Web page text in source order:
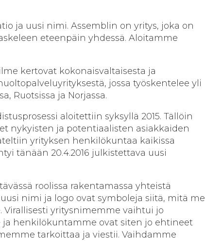
ja uusi nimi. Assemblin on yritys, joka on
eteenpäin yhdessä. Aloitamme
kertovat kokonaisvaltaisesta ja
jossa työskentelee yli
Ruotsissa ja Norjassa.
aloitettiin syksyllä 2015. Tällöin
nykyisten ja potentiaalisten asiakkaiden
yrityksen henkilökuntaa kaikissa
tänään 20.4.2016 julkistettava uusi
roolissa rakentamassa yhteistä
nimi ja logo ovat symboleja siitä, mitä me
Virallisesti yritysnimemme vaihtui jo
ja henkilökuntamme ovat siten jo ehtineet
tarkoittaa ja viestii. Vaihdamme